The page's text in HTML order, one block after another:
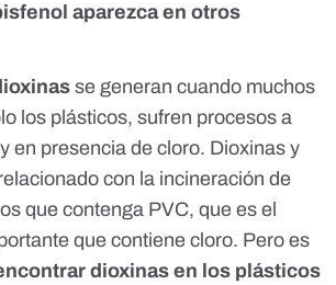
aparezca en otros
se generan cuando muchos
los plásticos, sufren procesos a
en presencia de cloro. Dioxinas y
con la incineración de
que contenga PVC, que es el
que contiene cloro. Pero es
dioxinas en los plásticos